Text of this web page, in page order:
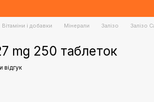
Bітаміни і добавки Мінерали Залізо
Залізо
mg 250 таблеток
відгук